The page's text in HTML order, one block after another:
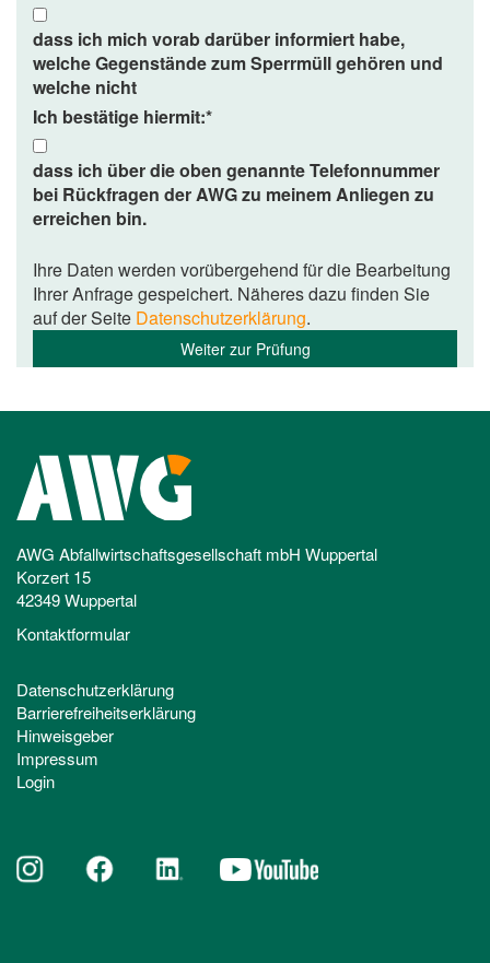
dass ich mich vorab darüber informiert habe,
welche Gegenstände zum Sperrmüll gehören und
welche nicht
Ich bestätige hiermit:*
dass ich über die oben genannte Telefonnummer
bei Rückfragen der AWG zu meinem Anliegen zu
erreichen bin.
Ihre Daten werden vorübergehend für die Bearbeitung
Ihrer Anfrage gespeichert. Näheres dazu finden Sie
auf der Seite Datenschutzerklärung.
AWG Abfallwirtschaftsgesellschaft mbH Wuppertal
Korzert 15
42349 Wuppertal
Kontaktformular
Datenschutzerklärung
Barrierefreiheitserklärung
Hinweisgeber
Impressum
Login